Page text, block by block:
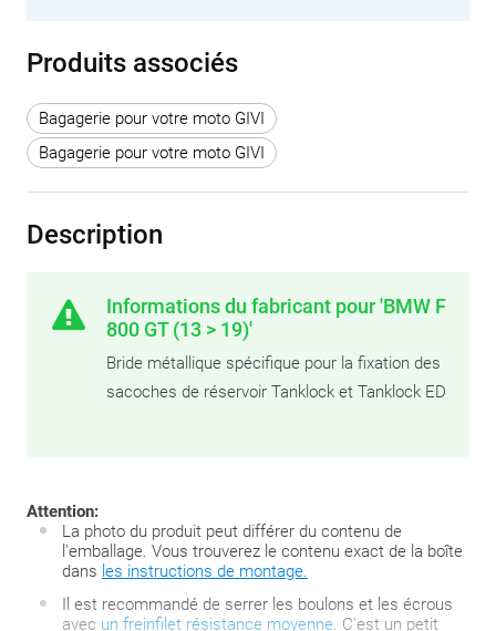
Produits associés
Bagagerie pour votre moto GIVI
Bagagerie pour votre moto GIVI
Description
Informations du fabricant pour 'BMW F
800 GT (13 > 19)'
Bride métallique spécifique pour la fixation des
sacoches de réservoir Tanklock et Tanklock ED
Attention:
La photo du produit peut différer du contenu de
l'emballage. Vous trouverez le contenu exact de la boîte
dans les instructions de montage.
Il est recommandé de serrer les boulons et les écrous
avec un freinfilet résistance moyenne. C'est un petit